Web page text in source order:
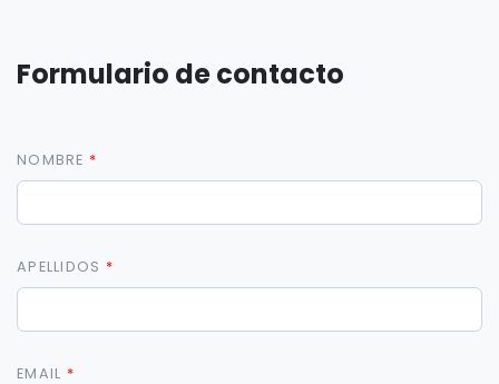
Formulario de contacto
NOMBRE
APELLIDOS
EMAIL